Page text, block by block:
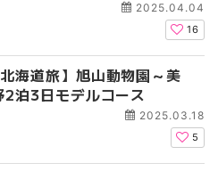
2025.04.04
16
海道旅】旭山動物園～美
2泊3日モデルコース
2025.03.18
5